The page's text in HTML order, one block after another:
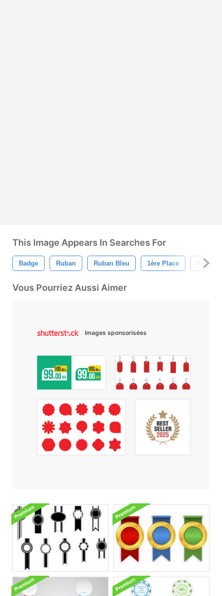
This Image Appears In Searches For
Badge Ruban Ruban Bleu 1ère Place
Vous Pourriez Aussi Aimer
Images sponsorisées